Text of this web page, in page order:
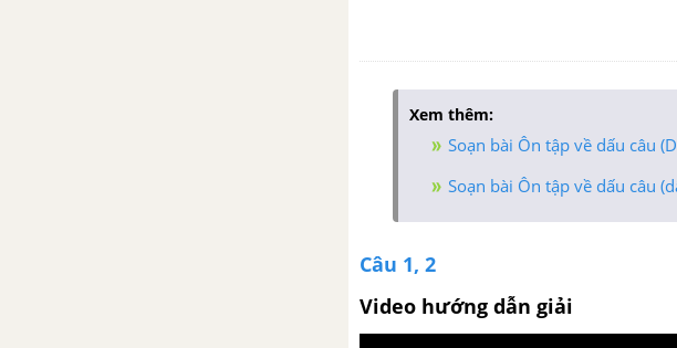
Xem thêm:
Soạn bài Ôn tập về dấu câu
Soạn bài Ôn tập về dấu câu
Câu 1, 2
Video hướng dẫn giải